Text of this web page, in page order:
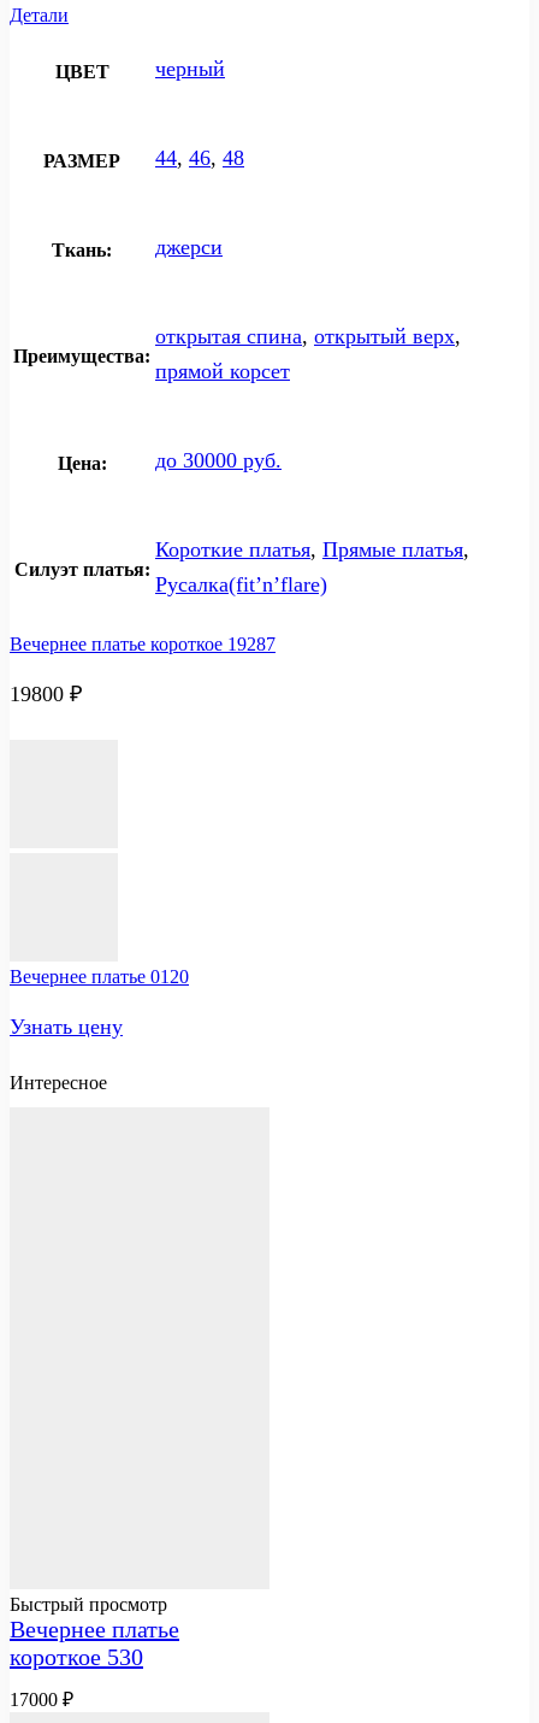
Детали
ЦВЕТ черный
РАЗМЕР 44, 46, 48
Ткань: джерси
Преимущества:
открытая спина, открытый верх,
прямой корсет
Цена: до 30000 руб.
Силуэт платья:
Короткие платья, Прямые платья,
Русалка(fit’n’flare)
Вечернее платье короткое 19287
19800 ₽
Вечернее платье 0120
Узнать цену
Интересное
Быстрый просмотр
Вечернее платье
короткое 530
17000 ₽